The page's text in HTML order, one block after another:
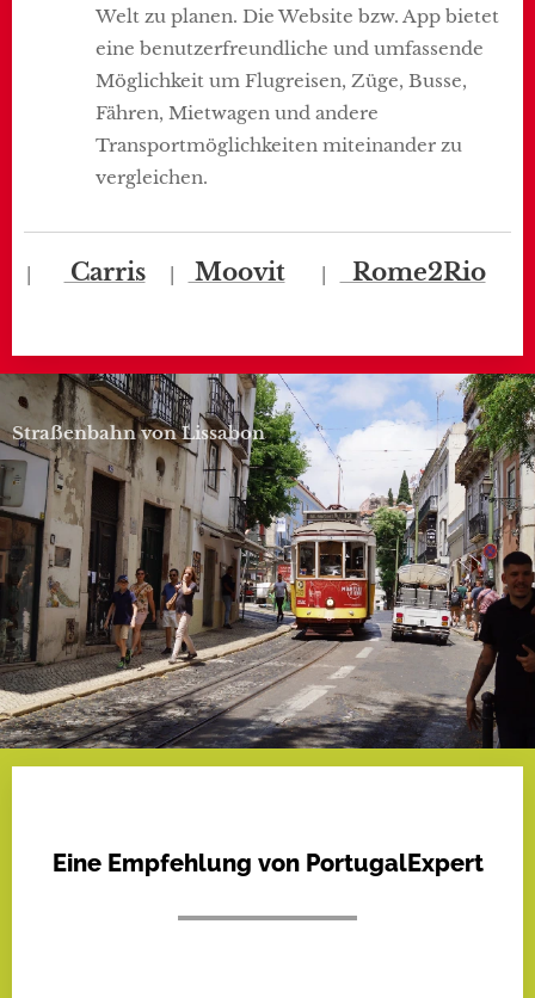
Welt zu planen. Die Website bzw. App bietet
eine benutzerfreundliche und umfassende
Möglichkeit um Flugreisen, Züge, Busse,
Fähren, Mietwagen und andere
Transportmöglichkeiten miteinander zu
vergleichen.
| Carris| Moovit | Rome2Rio
Straßenbahn von Lissabon
Eine Empfehlung von PortugalExpert